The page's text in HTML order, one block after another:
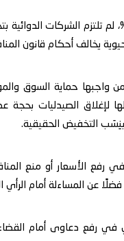
يخالف أحكام قانون
من واجبها حماية السوق
لها لإغلاق الصيدليات
التخفيض الحقيقية.
رفع الأسعار أو منع
فضلًا عن المساءلة أمام الرأي
في رفع دعاوى أمام